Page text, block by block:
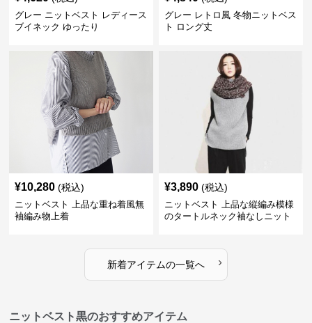
グレー ニットベスト レディース
ブイネック ゆったり
グレー レトロ風 冬物ニットベス
ト ロング丈
¥10,280 (税込)
ニットベスト 上品な重ね着風無
袖編み物上着
¥3,890 (税込)
ニットベスト 上品な縦編み模様
のタートルネック袖なしニット
新着アイテムの一覧へ ›
ニットベスト黒のおすすめアイテム